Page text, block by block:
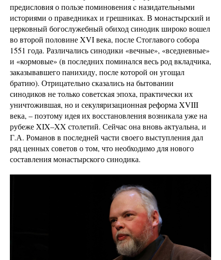
предисловия о пользе поминовения c назидательными
историями о праведниках и грешниках. В монастырский и
церковный богослужебный обиход синодик широко вошел
во второй половине XVI века, после Стоглавого собора
1551 года. Различались синодики «вечные», «вседневные»
и «кормовые» (в последних поминался весь род вкладчика,
заказывавшего панихиду, после которой он угощал
братию). Отрицательно сказались на бытовании
синодиков не только советская эпоха, практически их
уничтожившая, но и секуляризационная реформа XVIII
века, – поэтому идея их восстановления возникала уже на
рубеже XIX–XX столетий. Сейчас она вновь актуальна, и
Г.А. Романов в последней части своего выступления дал
ряд ценных советов о том, что необходимо для нового
составления монастырского синодика.